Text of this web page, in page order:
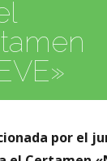
por el